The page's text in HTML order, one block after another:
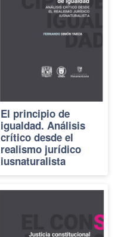
El principio de
igualdad. Análisis
crítico desde el
realismo jurídico
iusnaturalista